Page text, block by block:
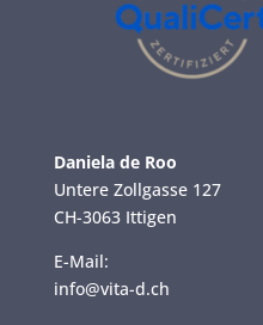
Daniela de Roo
Untere Zollgasse 127
CH-3063 Ittigen
E-Mail:
info@vita-d.ch